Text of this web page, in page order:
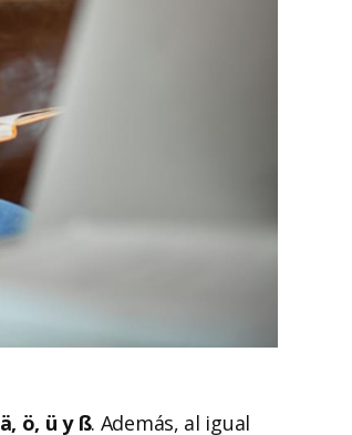
ä, ö, ü y ß. Además, al igual